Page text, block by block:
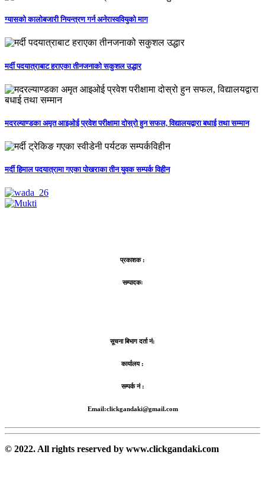
ग्यासको कालोबजारी नियन्त्रण गर्न अनेरास्ववियुको माग
मर्दी पदयात्राबाट हराएका तीनजनाको सकुशल उद्धार
मदरल्याण्डका अमृत आइओई प्रवेश परीक्षामा दोस्रो हुन सफल, विद्यालयद्वारा बधाई तथा सम्मान
मर्दी हिमाल पदयात्रामा गएका पोखराका तीन युवक सम्पर्क विहीन
प्रकाशक :
सम्पादकः
सूचना बिभाग दर्ता नं:
कार्यालय :
सम्पर्क नं :
Email:clickgandaki@gmail.com
© 2022. All rights reserved by www.clickgandaki.com